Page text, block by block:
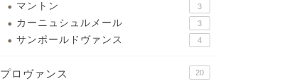
マントン 3
カーニュシュルメール 3
サンポールドヴァンス 4
プロヴァンス 20